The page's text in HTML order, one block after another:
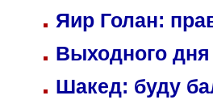
Яир Голан:
Выходного
Шакед: буду